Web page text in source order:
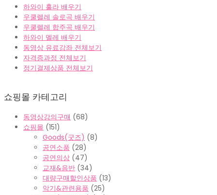
하와이 훌라 배우기
우쿨렐레 솔로곡 배우기
우쿨렐레 합주곡 배우기
하와이 멜레 배우기
동영상 유료강좌 전체보기
자격증과정 전체보기
정기결제상품 전체보기
쇼핑몰 카테고리
동영상강의구매 (68)
쇼핑몰 (151)
Goods(굿즈) (8)
공연소품 (28)
공연의상 (47)
교재&음반 (34)
대량구매할인상품 (13)
악기&관련용품 (25)